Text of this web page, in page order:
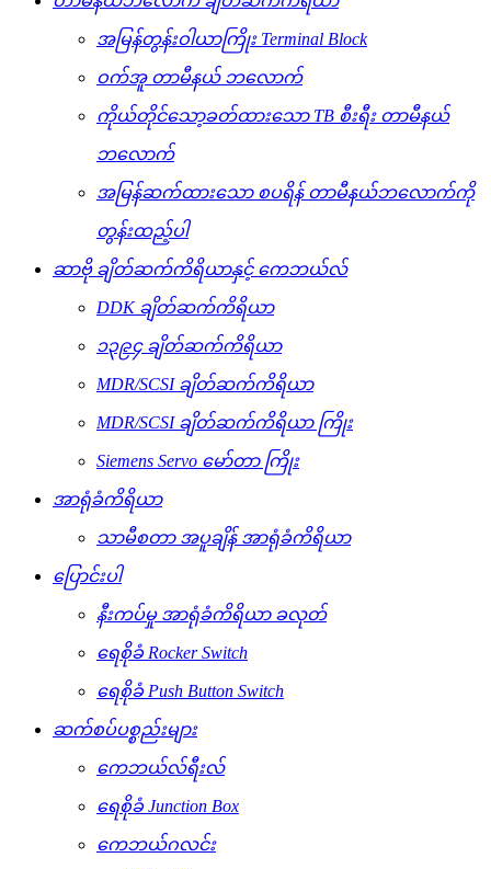
အမြန်တွန်းဝါယာကြိုး Terminal Block
ဝက်အူ တာမီနယ် ဘလောက်
ကိုယ်တိုင်သော့ခတ်ထားသော TB စီးရီး တာမီနယ်
ဘလောက်
အမြန်ဆက်ထားသော စပရိန် တာမီနယ်ဘလောက်ကို
တွန်းထည့်ပါ
ဆာဗို ချိတ်ဆက်ကိရိယာနှင့် ကေဘယ်လ်
DDK ချိတ်ဆက်ကိရိယာ
၁၃၉၄ ချိတ်ဆက်ကိရိယာ
MDR/SCSI ချိတ်ဆက်ကိရိယာ
MDR/SCSI ချိတ်ဆက်ကိရိယာ ကြိုး
Siemens Servo မော်တာ ကြိုး
အာရုံခံကိရိယာ
သာမီစတာ အပူချိန် အာရုံခံကိရိယာ
ပြောင်းပါ
နီးကပ်မှု အာရုံခံကိရိယာ ခလုတ်
ရေစိုခံ Rocker Switch
ရေစိုခံ Push Button Switch
ဆက်စပ်ပစ္စည်းများ
ကေဘယ်လ်ရီးလ်
ရေစိုခံ Junction Box
ကေဘယ်ဂလင်း